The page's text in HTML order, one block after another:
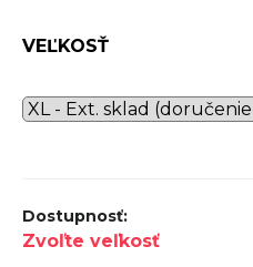
hviezdičiek.
VEĽKOSŤ
Zvoľte veľkosť
O
p
o
č
a